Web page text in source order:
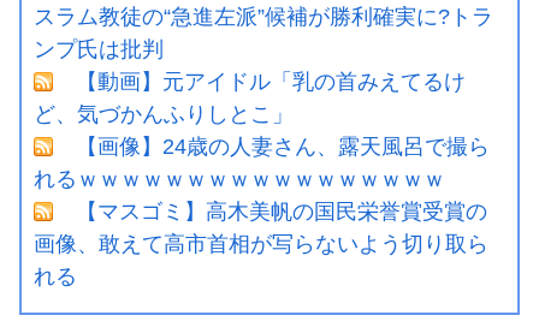
スラム教徒の“急進左派”候補が勝利確実に?トラ
ンプ氏は批判
【動画】元アイドル「乳の首みえてるけ
ど、気づかんふりしとこ」
【画像】24歳の人妻さん、露天風呂で撮ら
れるｗｗｗｗｗｗｗｗｗｗｗｗｗｗｗｗｗ
【マスゴミ】高木美帆の国民栄誉賞受賞の
画像、敢えて高市首相が写らないよう切り取ら
れる